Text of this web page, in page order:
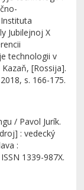
Jubilejnoj X
technologii v
[Rossija].
s. 166-175.
/ Pavol Jurík.
: vedecký
:
1339-987X.